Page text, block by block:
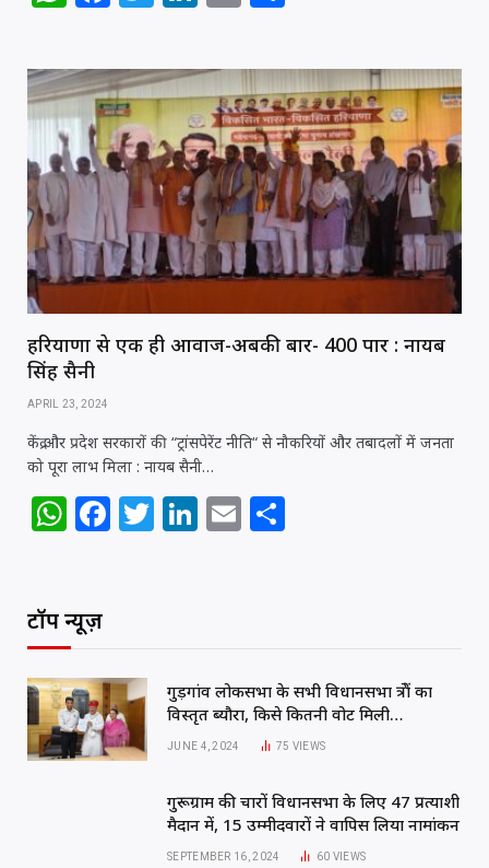
at
s
A
p
p
c
e
b
o
o
k
itt
e
r
k
e
dI
n
ai
l
ar
e
हरियाणा से एक ही आवाज-अबकी बार- 400 पार : नायब
सिंह सैनी
APRIL 23, 2024
केंद्र और प्रदेश सरकारों की “ट्रांसपेरेंट नीति“ से नौकरियों और तबादलों में जनता
को पूरा लाभ मिला : नायब सैनी…
W
s
A
p
p
F
b
o
o
k
T
r
Li
dI
n
E
टॉप न्यूज़
गुड़गांव लोकसभा के सभी विधानसभा क्षेत्रों का
विस्तृत ब्यौरा, किसे कितनी वोट मिली…
JUNE 4, 2024 75 VIEWS
गुरूग्राम की चारों विधानसभा के लिए 47 प्रत्याशी
मैदान में, 15 उम्मीदवारों ने वापिस लिया नामांकन
SEPTEMBER 16, 2024 60 VIEWS